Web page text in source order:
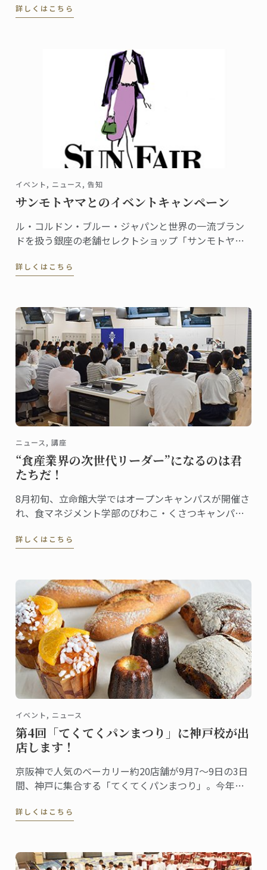
初級・中級・上級それぞれの課程に新たな内容が盛り
詳しくはこちら
イベント, ニュース, 告知
サンモトヤマとのイベントキャンペーン
ル・コルドン・ブルー・ジャパンと世界の一流ブラン
ドを扱う銀座の老舗セレクトショップ「サンモトヤ
定期開催するセール「都会のアウトレット サンフェ
詳しくはこちら
ニュース, 講座
“食産業界の次世代リーダー”になるのは君
たちだ！
8月初旬、立命館大学ではオープンキャンパスが開催さ
れ、食マネジメント学部のびわこ・くさつキャンパス
詳しくはこちら
イベント, ニュース
第4回「てくてくパンまつり」に神戸校が出
店します！
京阪神で人気のベーカリー約20店舗が9月7～9日の3日
間、神戸に集合する「てくてくパンまつり」。今年で4
コルドン･ブルー神戸校は、最終日の9日（日）にこの
詳しくはこちら